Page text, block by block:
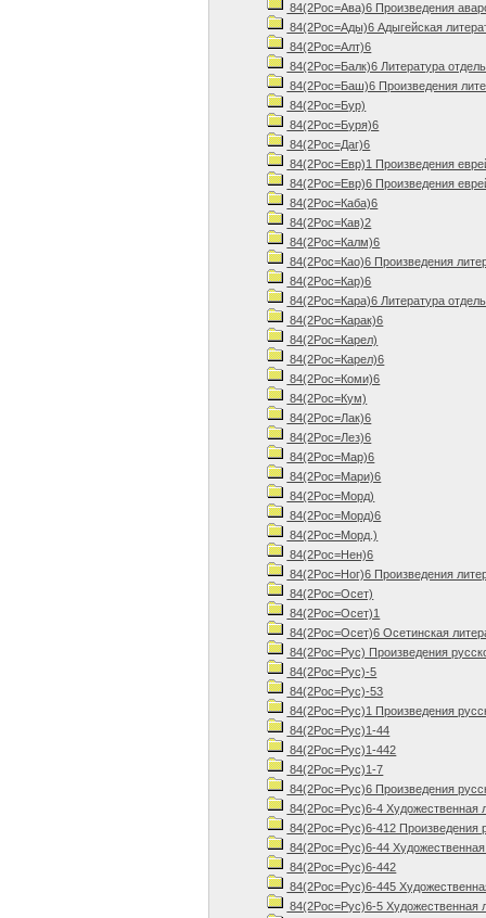
84(2Рос=Ава)6 Произведения
84(2Рос=Ады)6 Адыгейская
84(2Рос=Алт)6
84(2Рос=Балк)6 Литература
84(2Рос=Баш)6 Произведения
84(2Рос=Бур)
84(2Рос=Буря)6
84(2Рос=Даг)6
84(2Рос=Евр)1 Произведения
84(2Рос=Евр)6 Произведения
84(2Рос=Каба)6
84(2Рос=Кав)2
84(2Рос=Калм)6
84(2Рос=Као)6 Произведения
84(2Рос=Кар)6
84(2Рос=Кара)6 Литература
84(2Рос=Карак)6
84(2Рос=Карел)
84(2Рос=Карел)6
84(2Рос=Коми)6
84(2Рос=Кум)
84(2Рос=Лак)6
84(2Рос=Лез)6
84(2Рос=Мар)6
84(2Рос=Мари)6
84(2Рос=Морд)
84(2Рос=Морд)6
84(2Рос=Морд.)
84(2Рос=Нен)6
84(2Рос=Ног)6 Произведения
84(2Рос=Осет)
84(2Рос=Осет)1
84(2Рос=Осет)6 Осетинская
84(2Рос=Рус) Произведения
84(2Рос=Рус)-5
84(2Рос=Рус)-53
84(2Рос=Рус)1 Произведения
84(2Рос=Рус)1-44
84(2Рос=Рус)1-442
84(2Рос=Рус)1-7
84(2Рос=Рус)6 Произведения
84(2Рос=Рус)6-4 Художественная
84(2Рос=Рус)6-412 Произведения
84(2Рос=Рус)6-44
84(2Рос=Рус)6-442
84(2Рос=Рус)6-445
84(2Рос=Рус)6-5 Художественная